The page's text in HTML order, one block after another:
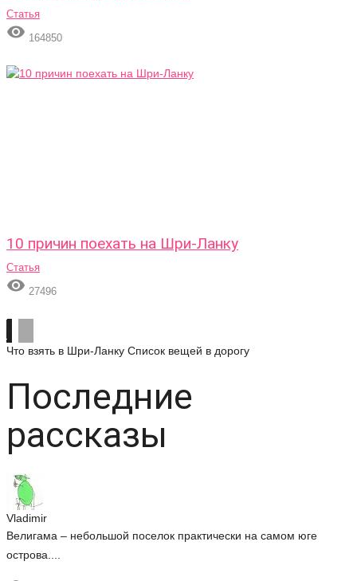
Статья
 164850
10 причин поехать на Шри-Ланку
Статья
 27496
Что взять в Шри-Ланку Список вещей в дорогу
Последние
рассказы
Vladimir
Велигама – небольшой поселок практически на самом юге
острова....